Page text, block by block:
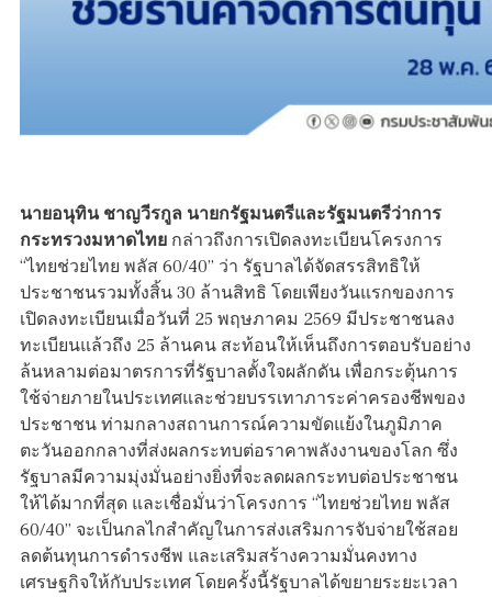
นายอนุทิน ชาญวีรกูล นายกรัฐมนตรีและรัฐมนตรีว่าการ
กระทรวงมหาดไทย กล่าวถึงการเปิดลงทะเบียนโครงการ
“ไทยช่วยไทย พลัส 60/40” ว่า รัฐบาลได้จัดสรรสิทธิให้
ประชาชนรวมทั้งสิ้น 30 ล้านสิทธิ โดยเพียงวันแรกของการ
เปิดลงทะเบียนเมื่อวันที่ 25 พฤษภาคม 2569 มีประชาชนลง
ทะเบียนแล้วถึง 25 ล้านคน สะท้อนให้เห็นถึงการตอบรับอย่าง
ล้นหลามต่อมาตรการที่รัฐบาลตั้งใจผลักดัน เพื่อกระตุ้นการ
ใช้จ่ายภายในประเทศและช่วยบรรเทาภาระค่าครองชีพของ
ประชาชน ท่ามกลางสถานการณ์ความขัดแย้งในภูมิภาค
ตะวันออกกลางที่ส่งผลกระทบต่อราคาพลังงานของโลก ซึ่ง
รัฐบาลมีความมุ่งมั่นอย่างยิ่งที่จะลดผลกระทบต่อประชาชน
ให้ได้มากที่สุด และเชื่อมั่นว่าโครงการ “ไทยช่วยไทย พลัส
60/40” จะเป็นกลไกสำคัญในการส่งเสริมการจับจ่ายใช้สอย
ลดต้นทุนการดำรงชีพ และเสริมสร้างความมั่นคงทาง
เศรษฐกิจให้กับประเทศ โดยครั้งนี้รัฐบาลได้ขยายระยะเวลา